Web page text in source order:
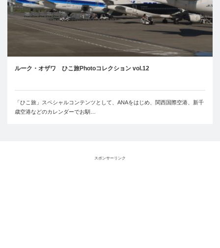
ルーク・オザワ ひこ旅Photoコレクション vol.12
「ひこ旅」スペシャルコンテンツとして、ANAをはじめ、関西国際空港、新千
歳空港などのカレンダーでお馴…
スポンサーリンク